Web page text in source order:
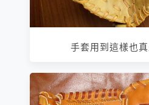
手套用到這樣也